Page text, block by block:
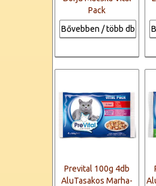
Pack
Bővebben / több db
Prevital 100g 4db
AluTasakos Marha-